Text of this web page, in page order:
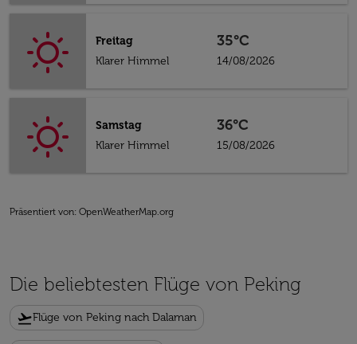
Freitag
Klarer Himmel
35°C
14/08/2026
Samstag
Klarer Himmel
36°C
15/08/2026
Präsentiert von: OpenWeatherMap.org
Die beliebtesten Flüge von Peking
flight_takeoffFlüge von Peking nach Dalaman